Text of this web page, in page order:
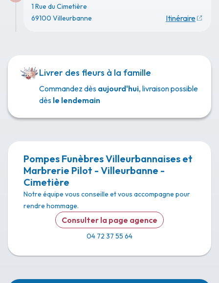
1 Rue du Cimetière
69100 Villeurbanne
Itinéraire
Livrer des fleurs à la famille
Commandez dès aujourd'hui, livraison possible
dès le lendemain
Pompes Funèbres Villeurbannaises et
Marbrerie Pilot - Villeurbanne -
Cimetière
Notre équipe vous conseille et vous accompagne pour
rendre hommage.
Consulter la page agence
04 72 37 55 64